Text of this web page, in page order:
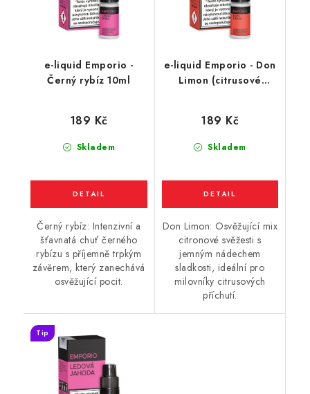
e-liquid Emporio -
Černý rybíz 10ml
Skladem
189 Kč
Černý rybíz: Intenzivní a
šťavnatá chuť černého
rybízu s příjemně trpkým
závěrem, který zanechává
osvěžující pocit.
e-liquid Emporio - Don
Limon (citrusové
Skladem
189 Kč
Don Limon: Osvěžující mix
citronové svěžesti s
jemným nádechem
sladkosti, ideální pro
milovníky citrusových
příchutí.
Tip